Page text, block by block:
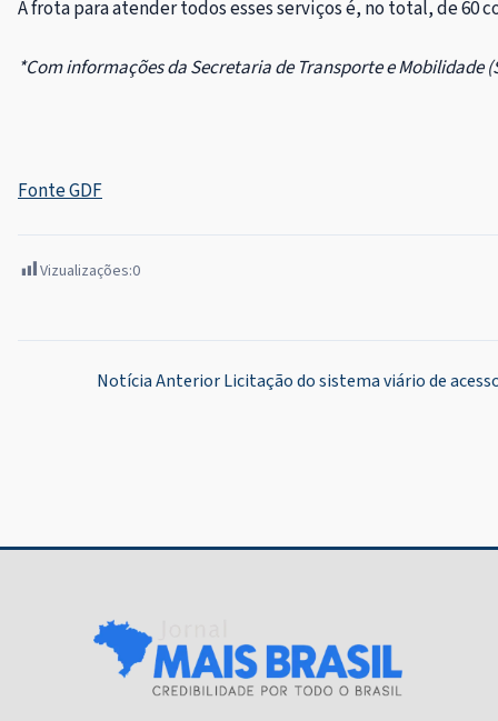
A frota para atender todos esses serviços é, no total, de 60
*Com informações da Secretaria de Transporte e Mobilidade
Fonte GDF
Vizualizações:0
NavegaçãoNotícia AnteriorLicitação do sistema viário de